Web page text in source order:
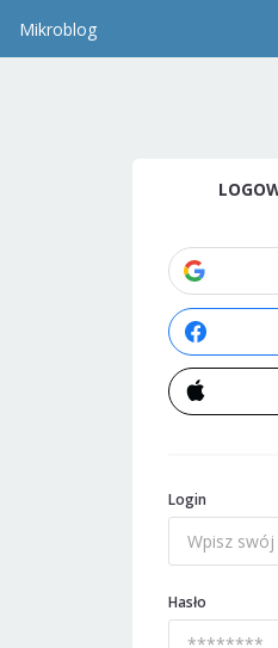
Mikroblog
Login
Hasło